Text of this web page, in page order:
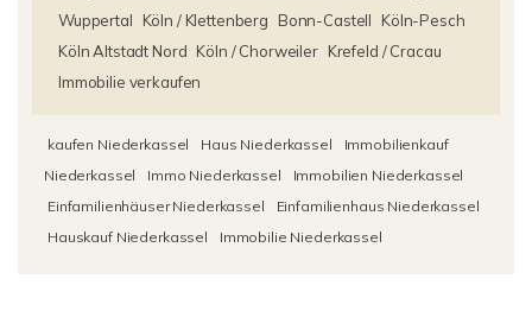
Wuppertal
Köln / Klettenberg Bonn-Castell
Köln-Pesch
Köln Altstadt Nord Köln / Chorweiler Krefeld / Cracau
Immobilie verkaufen
kaufen Niederkassel Haus Niederkassel
Immobilienkauf
Niederkassel
Immo Niederkassel
Immobilien Niederkassel
Einfamilienhäuser Niederkassel
Einfamilienhaus Niederkassel
Hauskauf Niederkassel
Immobilie Niederkassel